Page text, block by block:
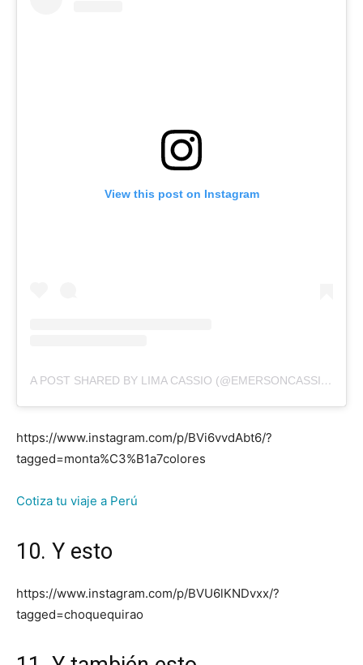
View this post on Instagram
A POST SHARED BY LIMA CASSIO (@EMERSONCASSIOONODELIMA)
https://www.instagram.com/p/BVi6vvdAbt6/?
tagged=monta%C3%B1a7colores
Cotiza tu viaje a Perú
10. Y esto
https://www.instagram.com/p/BVU6lKNDvxx/?
tagged=choquequirao